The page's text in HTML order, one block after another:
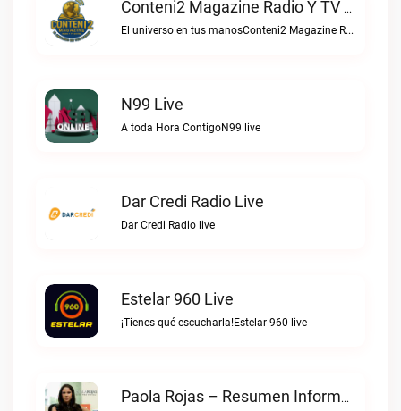
Conteni2 Magazine Radio Y TV Digital Live
El universo en tus manosConteni2 Magazine Radio y TV Digital live
N99 Live
A toda Hora ContigoN99 live
Dar Credi Radio Live
Dar Credi Radio live
Estelar 960 Live
¡Tienes qué escucharla!Estelar 960 live
Paola Rojas – Resumen Informativo Live